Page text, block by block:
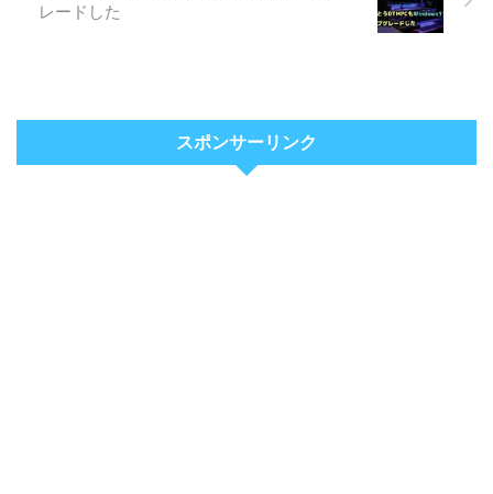
レードした
スポンサーリンク